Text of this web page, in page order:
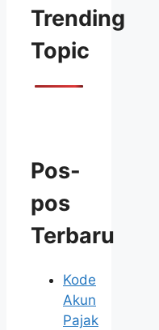
Trending
Topic
Pos-
pos
Terbaru
Kode
Akun
Pajak